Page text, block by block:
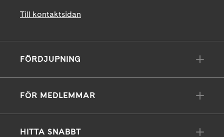
Till kontaktsidan
FÖRDJUPNING
FÖR MEDLEMMAR
HITTA SNABBT